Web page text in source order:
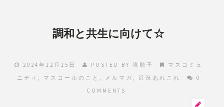
調和と共生に向けて☆
2024年12月15日 POSTED BY 境順子
マスコミュ
ニティ , マスコールのこと , メルマガ , 近況あれこれ
0
COMMENTS